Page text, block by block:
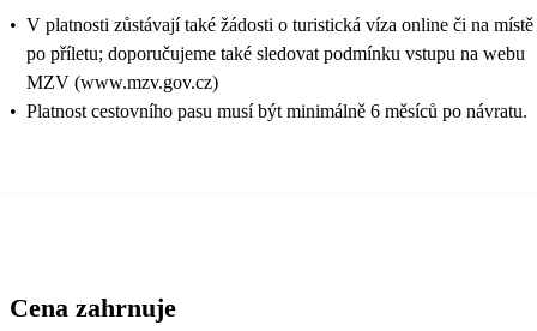
• V platnosti zůstávají také žádosti o turistická víza online či na místě
po příletu; doporučujeme také sledovat podmínku vstupu na webu
MZV (www.mzv.gov.cz)
• Platnost cestovního pasu musí být minimálně 6 měsíců po návratu.
Cena zahrnuje